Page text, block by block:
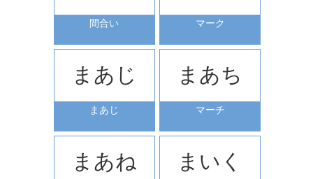
間合い マーク
まあじ
まあじ
まあち
マーチ
まあね まいく